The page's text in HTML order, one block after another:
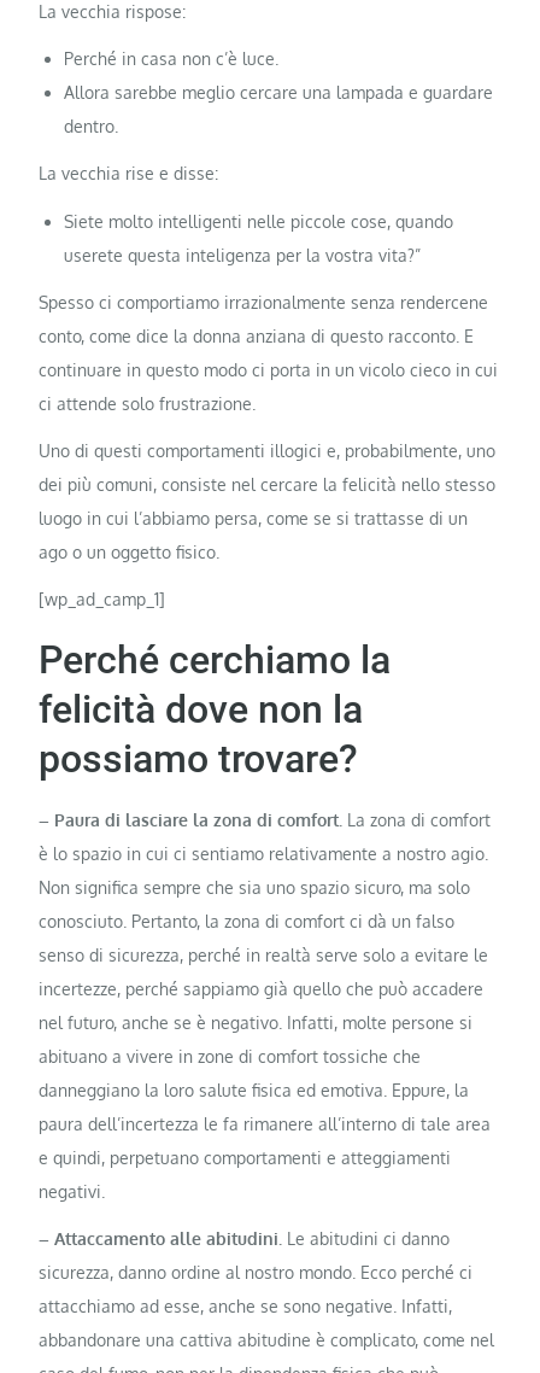
La vecchia rispose:
Perché in casa non c’è luce.
Allora sarebbe meglio cercare una lampada e guardare
dentro.
La vecchia rise e disse:
Siete molto intelligenti nelle piccole cose, quando
userete questa inteligenza per la vostra vita?”
Spesso ci comportiamo irrazionalmente senza rendercene
conto, come dice la donna anziana di questo racconto. E
continuare in questo modo ci porta in un vicolo cieco in cui
ci attende solo frustrazione.
Uno di questi comportamenti illogici e, probabilmente, uno
dei più comuni, consiste nel cercare la felicità nello stesso
luogo in cui l’abbiamo persa, come se si trattasse di un
ago o un oggetto fisico.
[wp_ad_camp_1]
Perché cerchiamo la
felicità dove non la
possiamo trovare?
– Paura di lasciare la zona di comfort. La zona di comfort
è lo spazio in cui ci sentiamo relativamente a nostro agio.
Non significa sempre che sia uno spazio sicuro, ma solo
conosciuto. Pertanto, la zona di comfort ci dà un falso
senso di sicurezza, perché in realtà serve solo a evitare le
incertezze, perché sappiamo già quello che può accadere
nel futuro, anche se è negativo. Infatti, molte persone si
abituano a vivere in zone di comfort tossiche che
danneggiano la loro salute fisica ed emotiva. Eppure, la
paura dell’incertezza le fa rimanere all’interno di tale area
e quindi, perpetuano comportamenti e atteggiamenti
negativi.
– Attaccamento alle abitudini. Le abitudini ci danno
sicurezza, danno ordine al nostro mondo. Ecco perché ci
attacchiamo ad esse, anche se sono negative. Infatti,
abbandonare una cattiva abitudine è complicato, come nel